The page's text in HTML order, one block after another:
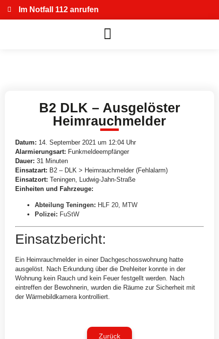
Im Notfall 112 anrufen
B2 DLK – Ausgelöster
Heimrauchmelder
Datum: 14. September 2021 um 12:04 Uhr
Alarmierungsart: Funkmeldeempfänger
Dauer: 31 Minuten
Einsatzart: B2 – DLK > Heimrauchmelder (Fehlalarm)
Einsatzort: Teningen, Ludwig-Jahn-Straße
Einheiten und Fahrzeuge:
Abteilung Teningen: HLF 20, MTW
Polizei: FuStW
Einsatzbericht:
Ein Heimrauchmelder in einer Dachgeschosswohnung hatte
ausgelöst. Nach Erkundung über die Drehleiter konnte in der
Wohnung kein Rauch und kein Feuer festgellt werden. Nach
eintreffen der Bewohnerin, wurden die Räume zur Sicherheit mit
der Wärmebildkamera kontrolliert.
Zurück